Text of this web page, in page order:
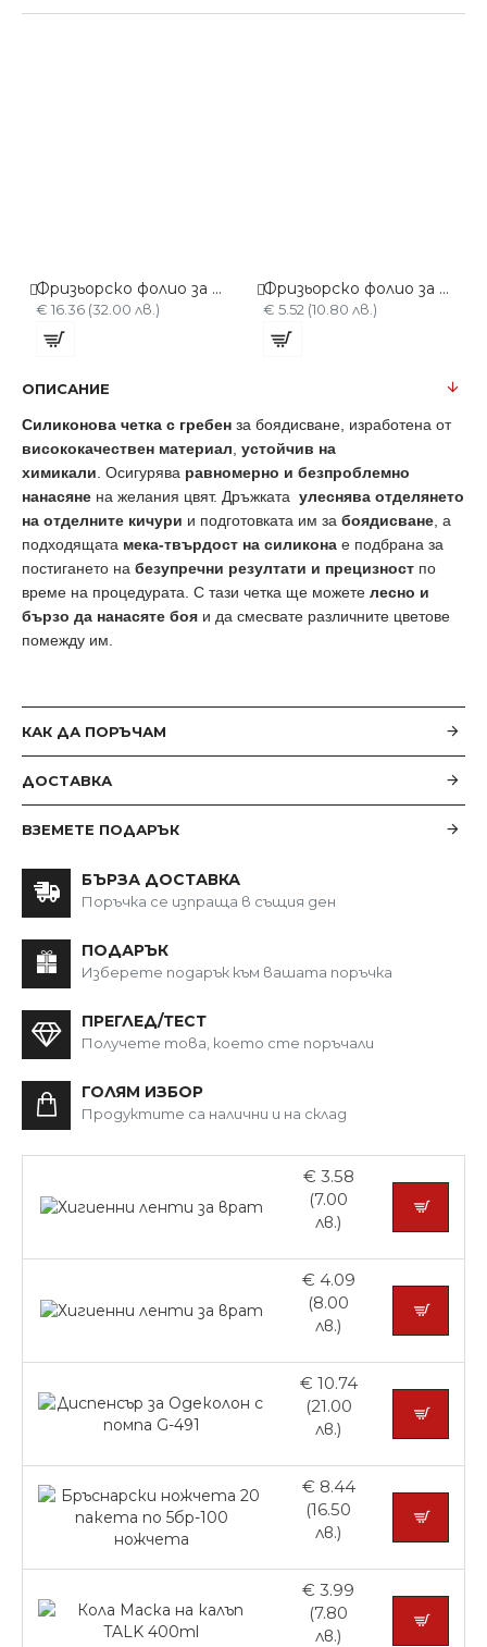
Фризьорско фолио за кичури / боядисване - Алуминиево 137 метра
€ 16.36 (32.00 лв.)
Фризьорско фолио за кичури / боядисване - Алуминиево 34,5 метра
€ 5.52 (10.80 лв.)
ОПИСАНИЕ
Силиконова четка с гребен за боядисване, изработена от
висококачествен материал устойчив на
химикали Осигурява равномерно и безпроблемно
нанасяне на желания цвят. Дръжката улеснява отделянето
на отделните кичури и подготовката им за боядисване , а
подходящата мека-твърдост на силикона е подбрана за
постигането на безупречни резултати и прецизност по
време на процедурата. С тази четка ще можете лесно и
бързо да нанасяте боя и да смесвате различните цветове
помежду им.
КАК ДА ПОРЪЧАМ
ДОСТАВКА
ВЗЕМЕТЕ ПОДАРЪК
БЪРЗА ДОСТАВКА
Поръчка се изпраща в същия ден
ПОДАРЪК
Изберете подарък към вашата поръчка
ПРЕГЛЕД/ТЕСТ
Получете това, което сте поръчали
ГОЛЯМ ИЗБОР
Продуктите са налични и на склад
€ 3.58
(7.00
лв.)
€ 4.09
(8.00
лв.)
€ 10.74
(21.00
лв.)
€ 8.44
(16.50
лв.)
€ 3.99
(7.80
лв.)